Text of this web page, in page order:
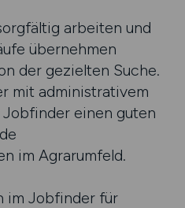
arbeiten und
übernehmen
der gezielten Suche.
mit administrativem
einen guten
im Agrarumfeld.
im Jobfinder für